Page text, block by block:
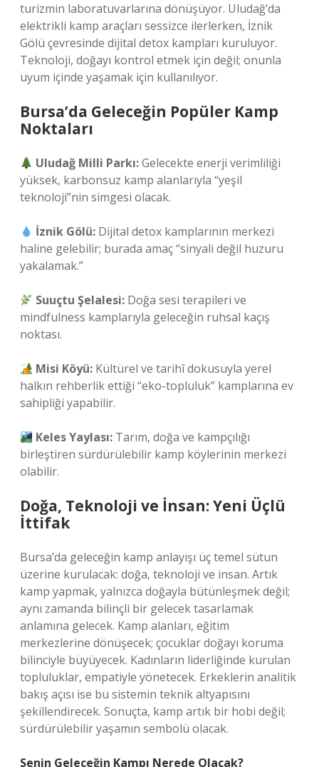
turizmin laboratuvarlarına dönüşüyor. Uludağ’da
elektrikli kamp araçları sessizce ilerlerken, İznik
Gölü çevresinde dijital detox kampları kuruluyor.
Teknoloji, doğayı kontrol etmek için değil; onunla
uyum içinde yaşamak için kullanılıyor.
Bursa’da Geleceğin Popüler Kamp
Noktaları
Uludağ Milli Parkı:Gelecekte enerji verimliliği
yüksek, karbonsuz kamp alanlarıyla “yeşil
teknoloji”nin simgesi olacak.
İznik Gölü: Dijital detox kamplarının merkezi
haline gelebilir; burada amaç “sinyali değil huzuru
yakalamak.”
Suuçtu Şelalesi: Doğa sesi terapileri ve
mindfulness kamplarıyla geleceğin ruhsal kaçış
noktası.
Misi Köyü: Kültürel ve tarihî dokusuyla yerel
halkın rehberlik ettiği “eko-topluluk” kamplarına ev
sahipliği yapabilir.
Keles Yaylası: Tarım, doğa ve kampçılığı
birleştiren sürdürülebilir kamp köylerinin merkezi
olabilir.
Doğa, Teknoloji ve İnsan: Yeni Üçlü
İttifak
Bursa’da geleceğin kamp anlayışı üç temel sütun
üzerine kurulacak: doğa, teknoloji ve insan. Artık
kamp yapmak, yalnızca doğayla bütünleşmek değil;
aynı zamanda bilinçli bir gelecek tasarlamak
anlamına gelecek. Kamp alanları, eğitim
merkezlerine dönüşecek; çocuklar doğayı koruma
bilinciyle büyüyecek. Kadınların liderliğinde kurulan
topluluklar, empatiyle yönetecek. Erkeklerin analitik
bakış açısı ise bu sistemin teknik altyapısını
şekillendirecek. Sonuçta, kamp artık bir hobi değil;
sürdürülebilir yaşamın sembolü olacak.
Senin Geleceğin Kampı Nerede Olacak?